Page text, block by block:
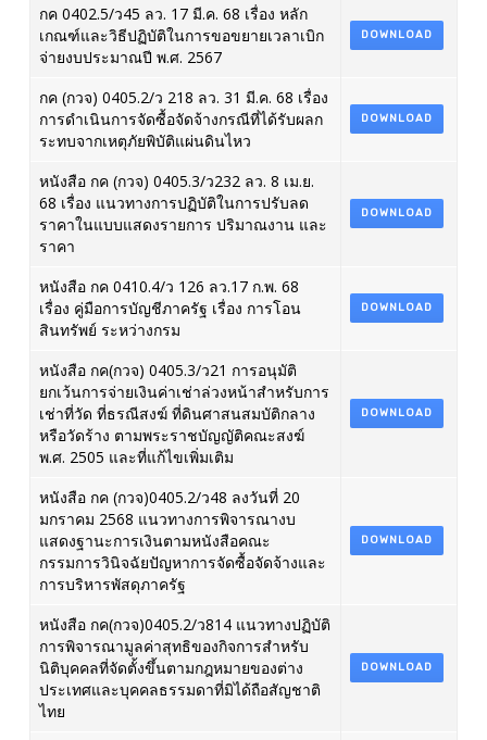
กค 0402.5/ว45 ลว. 17 มี.ค. 68 เรื่อง หลัก
เกณฑ์และวิธีปฏิบัติในการขอขยายเวลาเบิก
จ่ายงบประมาณปี พ.ศ. 2567
DOWNLOAD
กค (กวจ) 0405.2/ว 218 ลว. 31 มี.ค. 68 เรื่อง
การดำเนินการจัดซื้อจัดจ้างกรณีที่ได้รับผลก
ระทบจากเหตุภัยพิบัติแผ่นดินไหว
DOWNLOAD
หนังสือ กค (กวจ) 0405.3/ว232 ลว. 8 เม.ย.
68 เรื่อง แนวทางการปฏิบัติในการปรับลด
ราคาในแบบแสดงรายการ ปริมาณงาน และ
ราคา
DOWNLOAD
หนังสือ กค 0410.4/ว 126 ลว.17 ก.พ. 68
เรื่อง คู่มือการบัญชีภาครัฐ เรื่อง การโอน
สินทรัพย์ ระหว่างกรม
DOWNLOAD
หนังสือ กค(กวจ) 0405.3/ว21 การอนุมัติ
ยกเว้นการจ่ายเงินค่าเช่าล่วงหน้าสำหรับการ
เช่าที่วัด ที่ธรณีสงฆ์ ที่ดินศาสนสมบัติกลาง
หรือวัดร้าง ตามพระราชบัญญัติคณะสงฆ์
พ.ศ. 2505 และที่แก้ไขเพิ่มเติม
DOWNLOAD
หนังสือ กค (กวจ)0405.2/ว48 ลงวันที่ 20
มกราคม 2568 แนวทางการพิจารณางบ
แสดงฐานะการเงินตามหนังสือคณะ
กรรมการวินิจฉัยปัญหาการจัดซื้อจัดจ้างและ
การบริหารพัสดุภาครัฐ
DOWNLOAD
หนังสือ กค(กวจ)0405.2/ว814 แนวทางปฏิบัติ
การพิจารณามูลค่าสุทธิของกิจการสำหรับ
นิติบุคคลที่จัดตั้งขึ้นตามกฎหมายของต่าง
ประเทศและบุคคลธรรมดาที่มิได้ถือสัญชาติ
ไทย
DOWNLOAD